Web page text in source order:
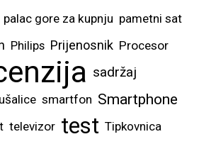
palac gore za kupnju pametni sat
Philips Prijenosnik Procesor
sadržaj
smartfon Smartphone
televizor test Tipkovnica